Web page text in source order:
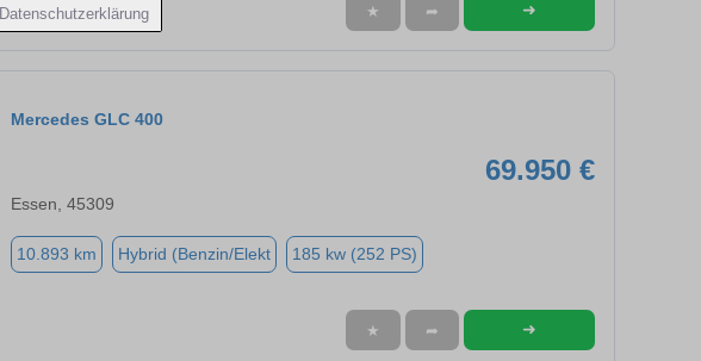
Datenschutzerklärung ★ ➦ ➜
Mercedes GLC 400
69.950 €
Essen, 45309
10.893 km Hybrid (Benzin/Elekt 185 kw (252 PS)
★ ➦ ➜